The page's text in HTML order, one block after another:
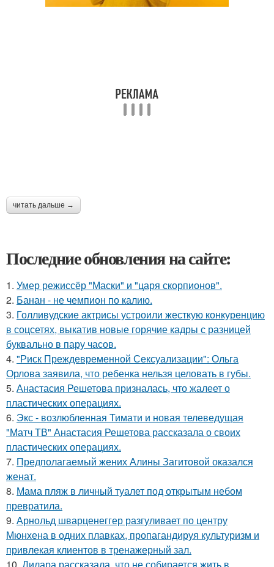
читать дальше →
Последние обновления на сайте:
1. Умер режиссёр "Маски" и "царя скорпионов".
2. Банан - не чемпион по калию.
3. Голливудские актрисы устроили жесткую конкуренцию
в соцсетях, выкатив новые горячие кадры с разницей
буквально в пару часов.
4. "Риск Преждевременной Сексуализации": Ольга
Орлова заявила, что ребенка нельзя целовать в губы.
5. Анастасия Решетова призналась, что жалеет о
пластических операциях.
6. Экс - возлюбленная Тимати и новая телеведущая
"Матч ТВ" Анастасия Решетова рассказала о своих
пластических операциях.
7. Предполагаемый жених Алины Загитовой оказался
женат.
8. Мама пляж в личный туалет под открытым небом
превратила.
9. Арнольд шварценеггер разгуливает по центру
Мюнхена в одних плавках, пропагандируя культуризм и
привлекая клиентов в тренажерный зал.